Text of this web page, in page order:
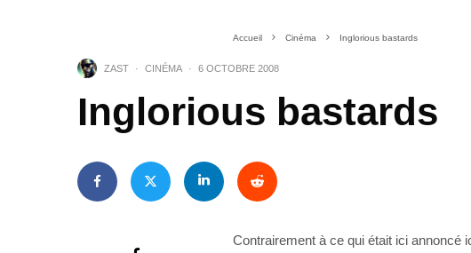
Accueil Cinéma Inglorious bastards
ZAST · CINÉMA · 6 OCTOBRE 2008
Inglorious bastards
Contrairement à ce qui était ici annoncé